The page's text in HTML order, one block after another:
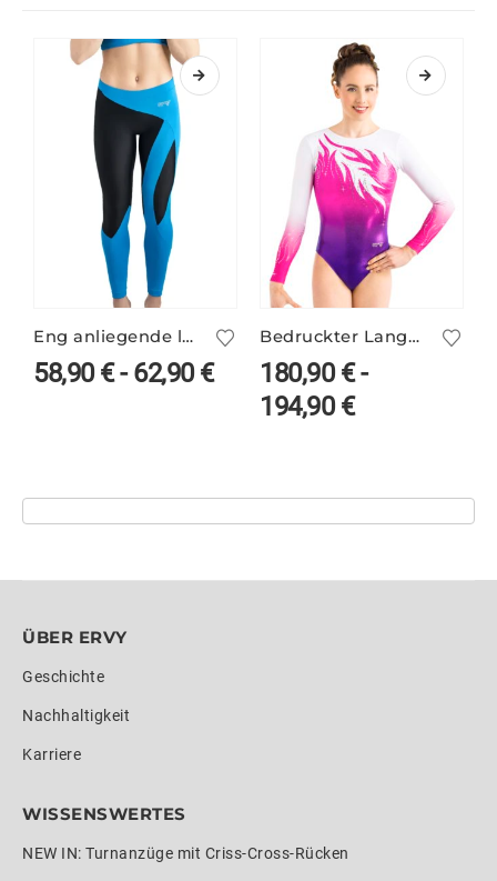
Eng anliegende lange Leggings ANDAMAN/4 – zweifarbig
58,90€-62,90€
Bedruckter Langarm Turnanzug PINA/5 mit Farbverlauf
180,90€-
194,90€
ÜBER ERVY
Geschichte
Nachhaltigkeit
Karriere
WISSENSWERTES
NEW IN: Turnanzüge mit Criss-Cross-Rücken